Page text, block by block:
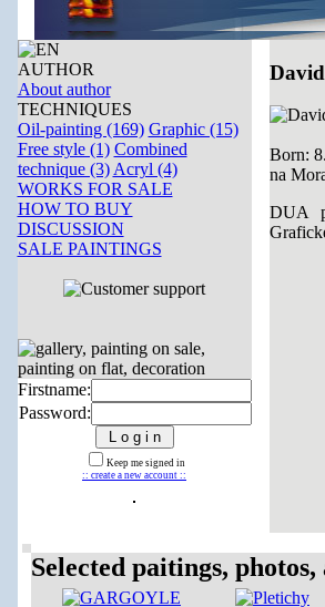
AUTHOR
About author
TECHNIQUES
Oil-painting (169) Graphic (15)
Free style (1) Combined
technique (3) Acryl (4)
WORKS FOR SALE
HOW TO BUY
DISCUSSION
SALE PAINTINGS
Firstname:
Password:
Keep me signed in
:: create a new account ::
Born:
na
DUA
Selected paitings,